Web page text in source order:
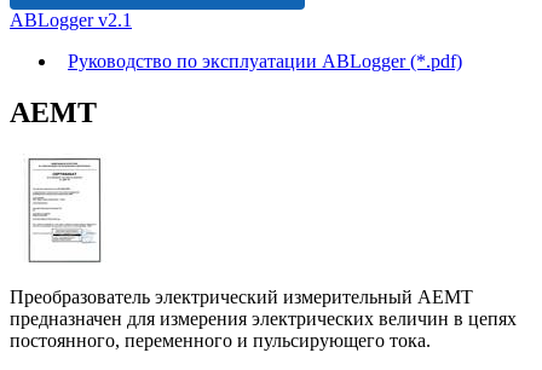
ABLogger v2.1
Руководство по эксплуатации ABLogger (*.pdf)
АЕМТ
Преобразователь электрический измерительный АЕМТ
предназначен для измерения электрических величин в цепях
постоянного, переменного и пульсирующего тока.